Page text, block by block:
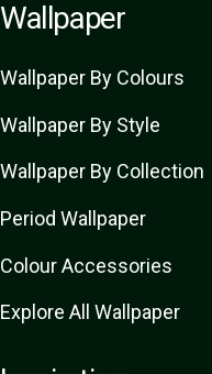
Wallpaper
Wallpaper By Colours
Wallpaper By Style
Wallpaper By Collection
Period Wallpaper
Colour Accessories
Explore All Wallpaper